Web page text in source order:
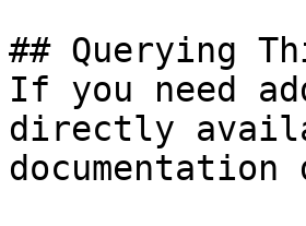
## Querying
If you need
directly